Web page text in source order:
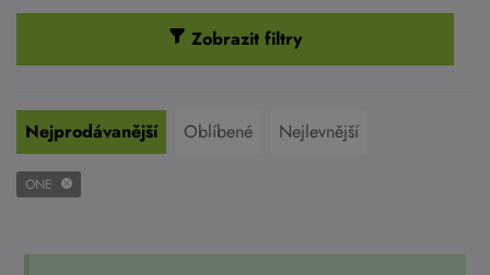
Zobrazit filtry
Nejprodávanější Oblíbené Nejlevnější
ONE